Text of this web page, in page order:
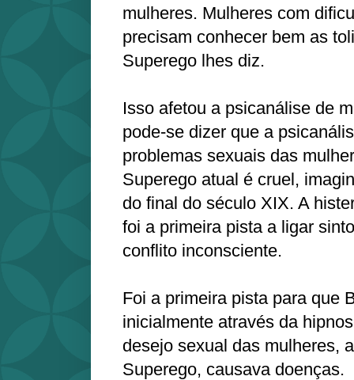
mulheres. Mulheres com
precisam conhecer bem as
Superego lhes diz.
Isso afetou a psicanálise de
pode-se dizer que a
problemas sexuais das
Superego atual é cruel,
do final do século XIX. A
foi a primeira pista a ligar
conflito inconsciente.
Foi a primeira pista para que
inicialmente através da
desejo sexual das mulheres,
Superego, causava doenças.